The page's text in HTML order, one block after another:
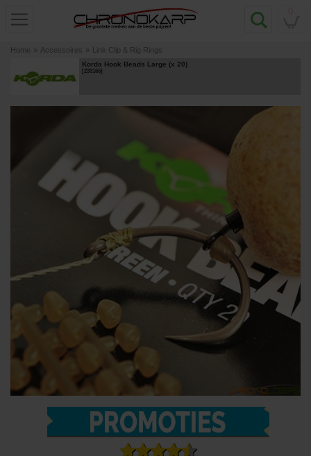
Home » Accessoires » Link Clip & Rig Rings
Korda Hook Beads Large (x 20)
[233165]